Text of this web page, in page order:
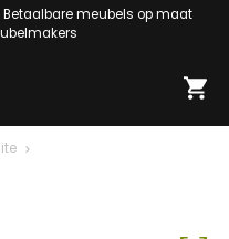
Betaalbare meubels op maat